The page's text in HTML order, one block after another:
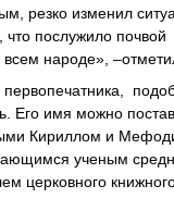
резко изменил
послужило
народе»,
первопечатника,
Его имя можно
Кириллом и
ученым
церковного